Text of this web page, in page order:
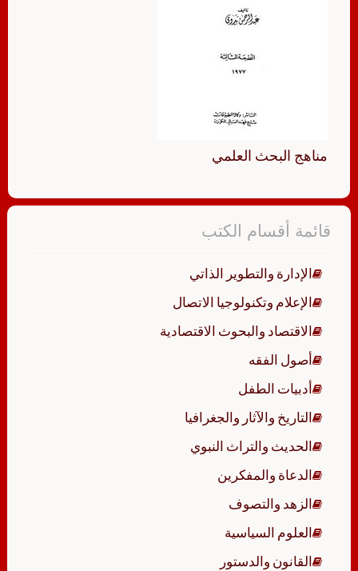
مناهج البحث العلمي
قائمة أقسام الكتب
الإدارة والتطوير الذاتي
الإعلام وتكنولوجيا الاتصال
الاقتصاد والبحوث الاقتصادية
أصول الفقه
أدبيات الطفل
التاريخ والآثار والجغرافيا
الحديث والتراث النبوي
الدعاة والمفكرين
الزهد والتصوف
العلوم السياسية
القانون والدستور